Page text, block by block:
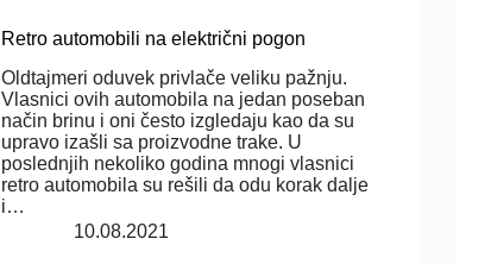
Retro automobili na električni pogon
Oldtajmeri oduvek privlače veliku pažnju.
Vlasnici ovih automobila na jedan poseban
način brinu i oni često izgledaju kao da su
upravo izašli sa proizvodne trake. U
poslednjih nekoliko godina mnogi vlasnici
retro automobila su rešili da odu korak dalje
i…
10.08.2021